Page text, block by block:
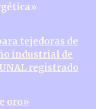
tejedoras de
industrial de
registrado
oro»